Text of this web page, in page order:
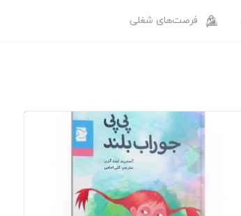
فرصت‌های شغلی